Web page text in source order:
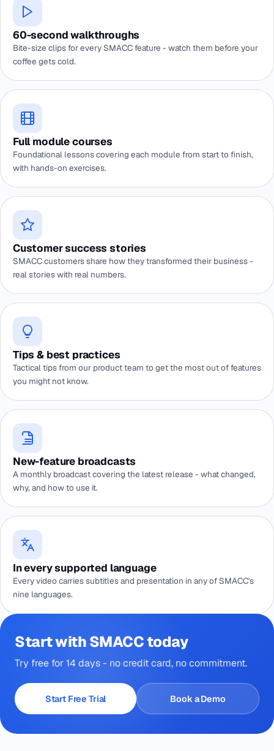
60-second walkthroughs
Bite-size clips for every SMACC feature - watch them before your
coffee gets cold.
Full module courses
Foundational lessons covering each module from start to finish,
with hands-on exercises.
Customer success stories
SMACC customers share how they transformed their business -
real stories with real numbers.
Tips & best practices
Tactical tips from our product team to get the most out of features
you might not know.
New-feature broadcasts
A monthly broadcast covering the latest release - what changed,
why, and how to use it.
In every supported language
Every video carries subtitles and presentation in any of SMACC's
nine languages.
Start with SMACC today
Try free for 14 days - no credit card, no commitment.
Start Free Trial Book a Demo